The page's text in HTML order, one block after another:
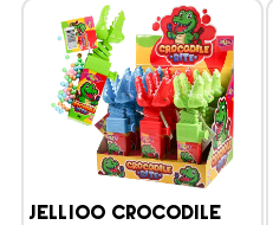
Jellioo Crocodile